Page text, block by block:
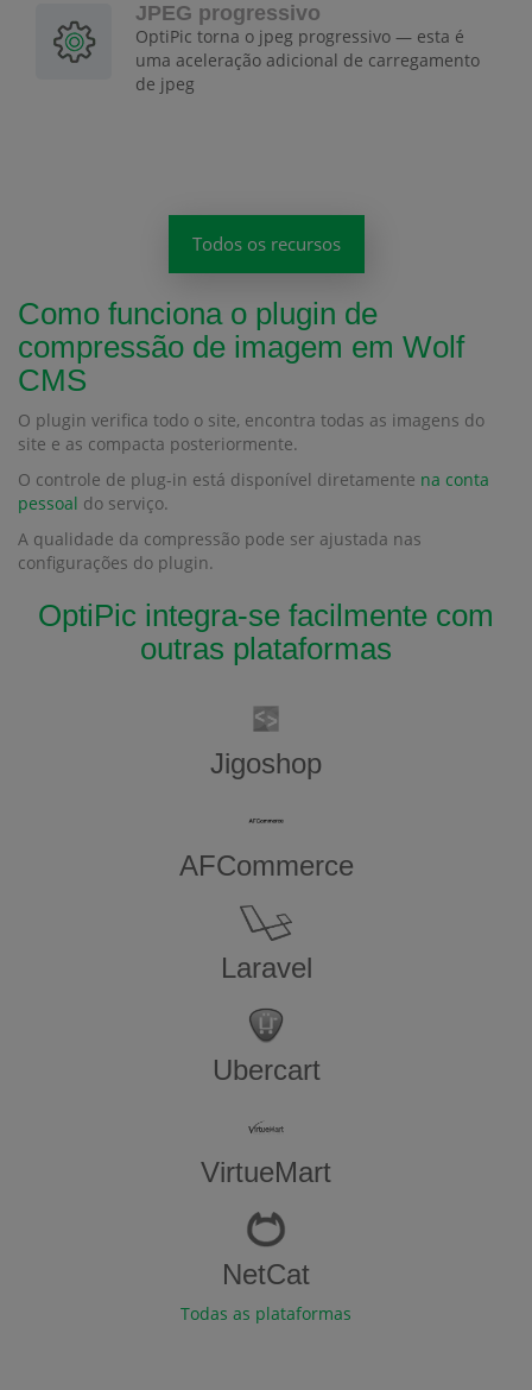
JPEG progressivo
OptiPic torna o jpeg progressivo — esta é
uma aceleração adicional de carregamento
de jpeg
Todos os recursos
Como funciona o plugin de
compressão de imagem em Wolf
CMS
O plugin verifica todo o site, encontra todas as imagens do
site e as compacta posteriormente.
O controle de plug-in está disponível diretamente na conta
pessoal do serviço.
A qualidade da compressão pode ser ajustada nas
configurações do plugin.
OptiPic integra-se facilmente com
outras plataformas
Jigoshop
AFCommerce
Laravel
Ubercart
VirtueMart
NetCat
Todas as plataformas